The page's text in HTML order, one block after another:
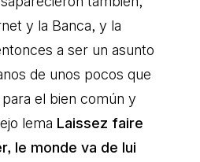
y la Banca, y la
a ser un asunto
de unos pocos que
el bien común y
lema Laissez faire
le monde va de lui